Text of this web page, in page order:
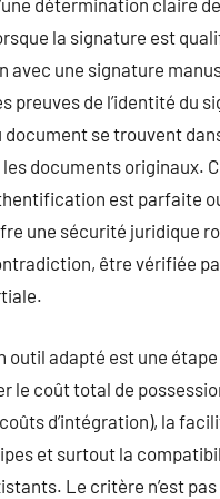
détermination claire
la signature est
avec une signature
preuves de l’identité du
document se trouvent
documents originaux.
est parfaite
une sécurité juridique
être vérifiée
outil adapté est une
le coût total de
d’intégration), la
et surtout la
Le critère n’est